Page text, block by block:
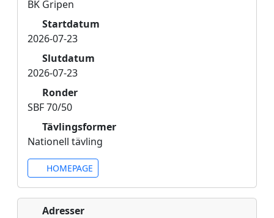
BK Gripen
Startdatum
2026-07-23
Slutdatum
2026-07-23
Ronder
SBF 70/50
Tävlingsformer
Nationell tävling
HOMEPAGE
Adresser